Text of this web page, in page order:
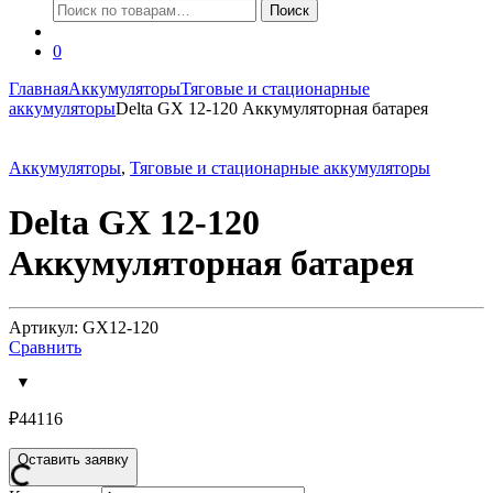
Искать:
Поиск
0
ГлавнаяАккумуляторыТяговые и стационарные
аккумуляторыDelta GX 12-120 Аккумуляторная батарея
Аккумуляторы, Тяговые и стационарные аккумуляторы
Delta GX 12-120
Аккумуляторная батарея
Артикул: GX12-120
Сравнить
₽44116
Оставить заявку